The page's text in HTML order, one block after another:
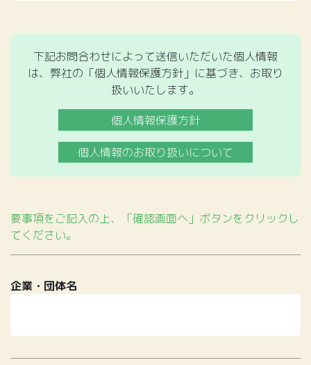
下記お問合わせによって送信いただいた個人情報
は、弊社の「個人情報保護方針」に基づき、お取り
扱いいたします。
個人情報保護方針
個人情報のお取り扱いについて
要事項をご記入の上、「確認画面へ」ボタンをクリックし
てください。
企業・団体名